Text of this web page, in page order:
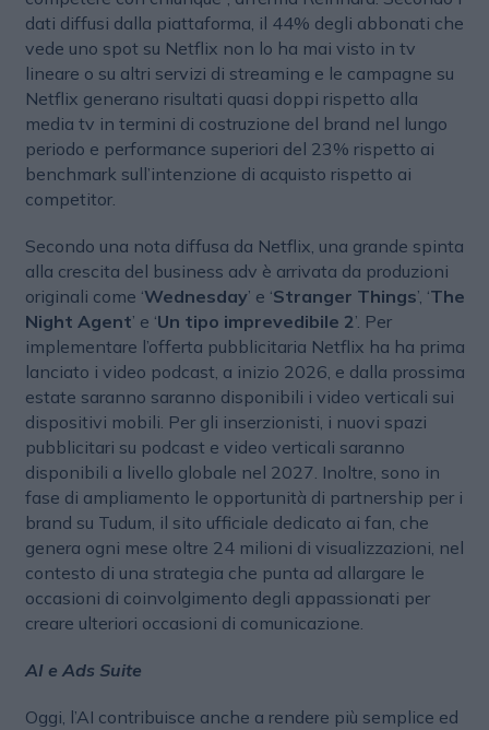
dati diffusi dalla piattaforma, il 44% degli abbonati che
vede uno spot su Netflix non lo ha mai visto in tv
lineare o su altri servizi di streaming e le campagne su
Netflix generano risultati quasi doppi rispetto alla
media tv in termini di costruzione del brand nel lungo
periodo e performance superiori del 23% rispetto ai
benchmark sull’intenzione di acquisto rispetto ai
competitor.
Secondo una nota diffusa da Netflix, una grande spinta
alla crescita del business adv è arrivata da produzioni
originali come ‘Wednesday’ e ‘Stranger Things’, ‘The
Night Agent’ e ‘Un tipo imprevedibile 2’. Per
implementare l’offerta pubblicitaria Netflix ha ha prima
lanciato i video podcast, a inizio 2026, e dalla prossima
estate saranno saranno disponibili i video verticali sui
dispositivi mobili. Per gli inserzionisti, i nuovi spazi
pubblicitari su podcast e video verticali saranno
disponibili a livello globale nel 2027. Inoltre, sono in
fase di ampliamento le opportunità di partnership per i
brand su Tudum, il sito ufficiale dedicato ai fan, che
genera ogni mese oltre 24 milioni di visualizzazioni, nel
contesto di una strategia che punta ad allargare le
occasioni di coinvolgimento degli appassionati per
creare ulteriori occasioni di comunicazione.
AI e Ads Suite
Oggi, l’AI contribuisce anche a rendere più semplice ed